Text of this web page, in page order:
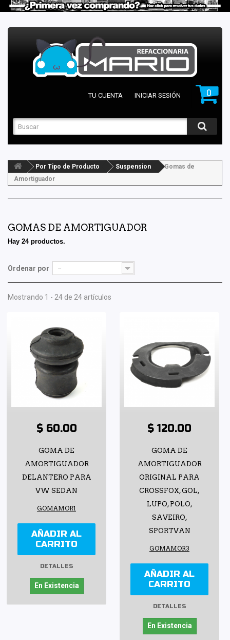
0
TU CUENTA INICIAR SESIÓN
Por Tipo de Producto Suspension
Gomas de
Amortiguador
GOMAS DE AMORTIGUADOR
Hay 24 productos.
Ordenar por --
Mostrando 1 - 24 de 24 artículos
$ 60.00
GOMA DE
AMORTIGUADOR
DELANTERO PARA
VW SEDAN
GOMAMOR1
AÑADIR AL
CARRITO
DETALLES
En Existencia
$ 120.00
GOMA DE
AMORTIGUADOR
ORIGINAL PARA
CROSSFOX, GOL,
LUPO, POLO,
SAVEIRO,
SPORTVAN
GOMAMOR3
AÑADIR AL
CARRITO
DETALLES
En Existencia